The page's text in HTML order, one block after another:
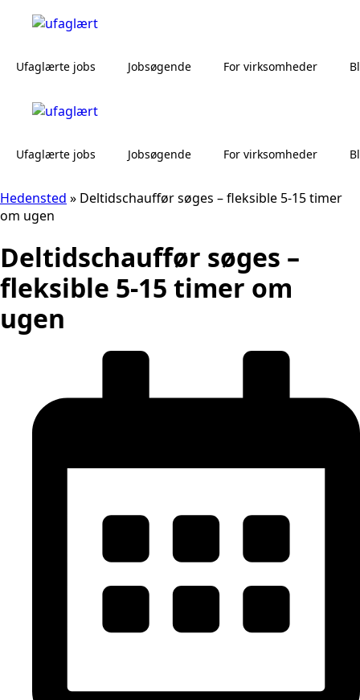
Ufaglærte jobs Jobsøgende For virksomheder
Ufaglærte jobs Jobsøgende For virksomheder
Hedensted » Deltidschauffør søges – fleksible 5-15 timer
om ugen
Deltidschauffør søges –
fleksible 5-15 timer om
ugen